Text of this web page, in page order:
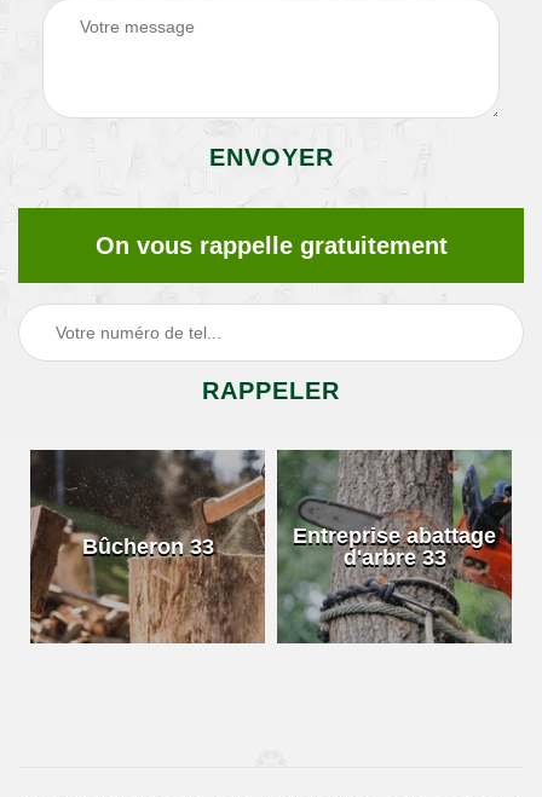
On vous rappelle gratuitement
Bûcheron 33
Entreprise abattage
d'arbre 33